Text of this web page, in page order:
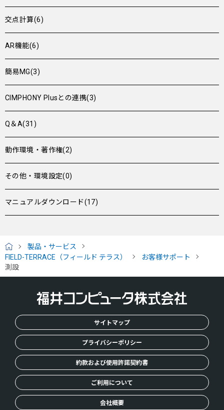
交点計算(6)
AR機能(6)
簡易MG(3)
CIMPHONY Plusとの連携(3)
Q＆A(31)
動作環境・著作権(2)
その他・環境設定(0)
マニュアルダウンロード(17)
H
O
製品・サービス
FIELD-TERRACE（フィールド テラス）
お客様サポート
測設
サイトマップ
プライバシーポリシー
約款および使用許諾契約書
ご利用について
会社概要